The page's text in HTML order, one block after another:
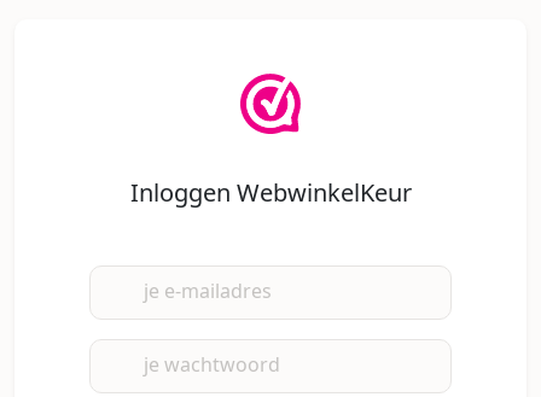
Inloggen WebwinkelKeur
je e-mailadres
je wachtwoord